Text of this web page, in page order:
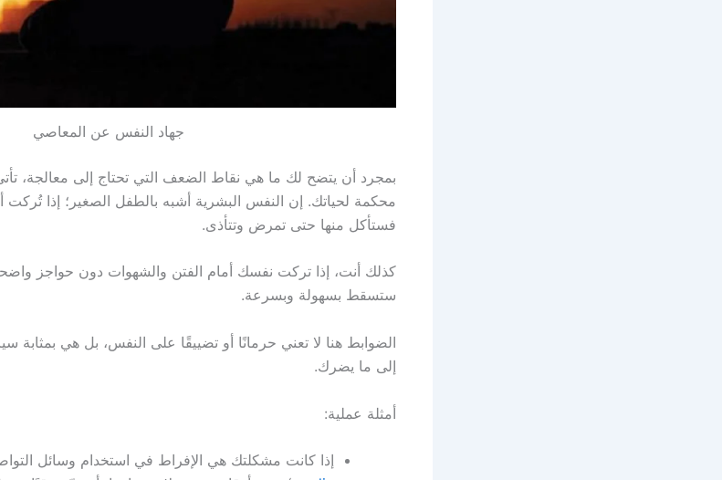
جهاد النفس عن المعاصي
بمجرد أن يتضح لك ما هي نقاط الضعف التي تحتاج إلى معالجة،
محكمة لحياتك. إن النفس البشرية أشبه بالطفل الصغير؛ إذا تُركت
فستأكل منها حتى تمرض وتتأذى.
كذلك أنت، إذا تركت نفسك أمام الفتن والشهوات دون حواجز
ستسقط بسهولة وبسرعة.
الضوابط هنا لا تعني حرمانًا أو تضييقًا على النفس، بل هي بمثابة
إلى ما يضرك.
أمثلة عملية:
إذا كانت مشكلتك هي الإفراط في استخدام وسائل